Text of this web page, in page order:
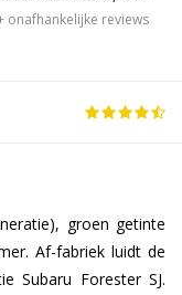
onafhankelijke reviews
groen getinte
Af-fabriek luidt de
Subaru Forester SJ.